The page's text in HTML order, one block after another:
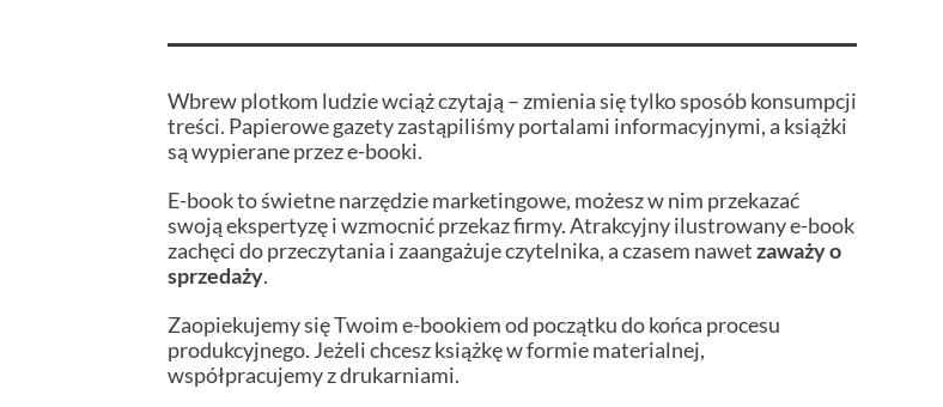
Wbrew plotkom ludzie wciąż czytają – zmienia się tylko sposób konsumpcji
treści. Papierowe gazety zastąpiliśmy portalami informacyjnymi, a książki
są wypierane przez e-booki.
E-book to świetne narzędzie marketingowe, możesz w nim przekazać
swoją ekspertyzę i wzmocnić przekaz firmy. Atrakcyjny ilustrowany e-book
zachęci do przeczytania i zaangażuje czytelnika, a czasem nawetzaważy o
sprzedaży.
Zaopiekujemy się Twoim e-bookiem od początku do końca procesu
produkcyjnego. Jeżeli chcesz książkę w formie materialnej,
współpracujemy z drukarniami.